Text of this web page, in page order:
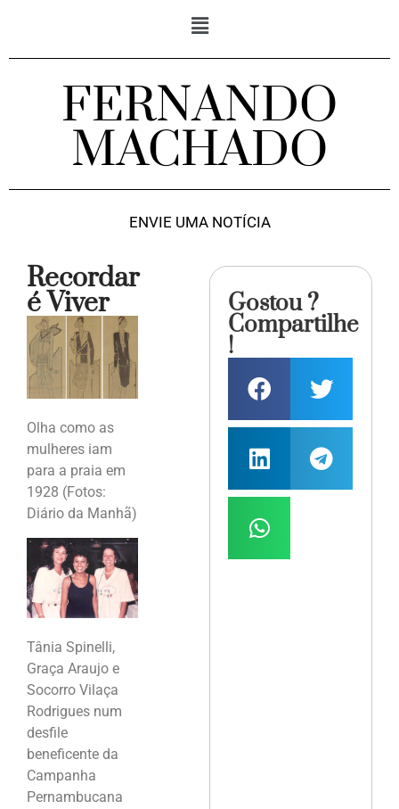
FERNANDO
MACHADO
ENVIE UMA NOTÍCIA
Recordar
é Viver
Olha como as
mulheres iam
para a praia em
1928 (Fotos:
Diário da Manhã)
Tânia Spinelli,
Graça Araujo e
Socorro Vilaça
Rodrigues num
desfile
beneficente da
Campanha
Pernambucana
Gostou ?
Compartilhe
!